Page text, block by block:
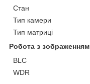
Стан
Тип камери
Тип матриці
Робота з зображенням
BLC
WDR